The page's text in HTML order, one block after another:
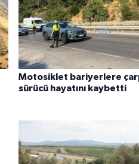
Motosiklet bariyerlere
sürücü hayatını kaybetti